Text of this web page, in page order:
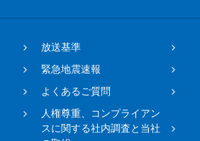
放送基準
緊急地震速報
よくあるご質問
人権尊重、コンプライアン
スに関する社内調査と当社